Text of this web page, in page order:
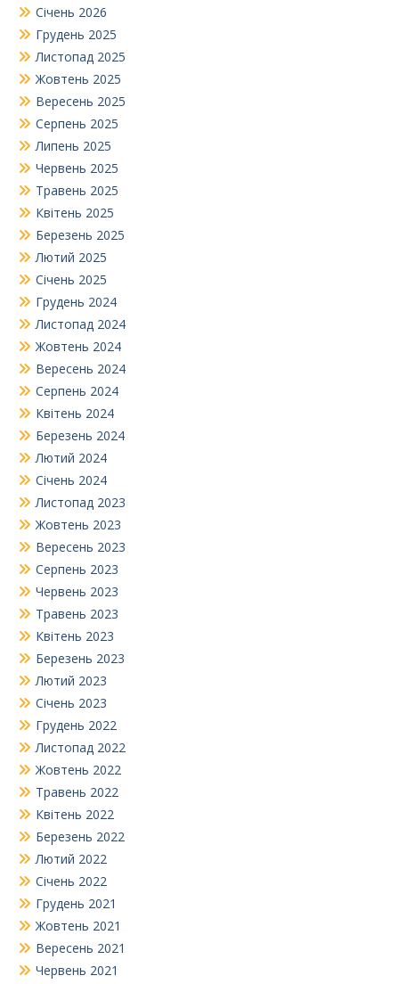
Січень 2026
Грудень 2025
Листопад 2025
Жовтень 2025
Вересень 2025
Серпень 2025
Липень 2025
Червень 2025
Травень 2025
Квітень 2025
Березень 2025
Лютий 2025
Січень 2025
Грудень 2024
Листопад 2024
Жовтень 2024
Вересень 2024
Серпень 2024
Квітень 2024
Березень 2024
Лютий 2024
Січень 2024
Листопад 2023
Жовтень 2023
Вересень 2023
Серпень 2023
Червень 2023
Травень 2023
Квітень 2023
Березень 2023
Лютий 2023
Січень 2023
Грудень 2022
Листопад 2022
Жовтень 2022
Травень 2022
Квітень 2022
Березень 2022
Лютий 2022
Січень 2022
Грудень 2021
Жовтень 2021
Вересень 2021
Червень 2021